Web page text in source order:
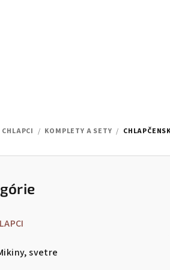
CHLAPCI / KOMPLETY A SETY /
svetre